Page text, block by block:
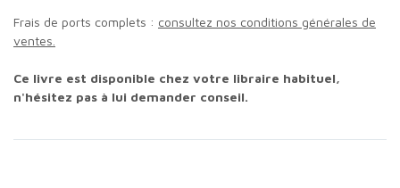
Frais de ports complets : consultez nos conditions générales de
ventes.
Ce livre est disponible chez votre libraire habituel,
n'hésitez pas à lui demander conseil.